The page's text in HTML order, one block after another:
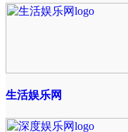
生活娱乐网